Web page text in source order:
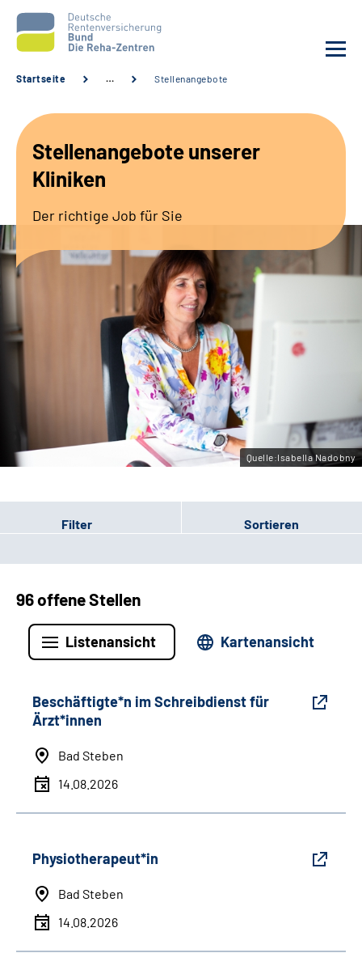
Unsere Kliniken
Sozialdienste & Zuweisende
Erweiterte Suche
Gebärdensprache
Leichte Sprache
Startseite … Stellenangebote
Stellenangebote unserer
Kliniken
Der richtige Job für Sie
Quelle:Isabella Nadobny
Filter Sortieren
96 offene Stellen
Listenansicht Kartenansicht
Beschäftigte*n im Schreibdienst für
Ärzt*innen
Bad Steben
14.08.2026
Physiotherapeut*in
Bad Steben
14.08.2026